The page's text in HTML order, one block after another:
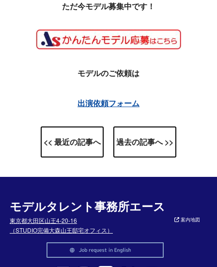
ただ今モデル募集中です！
モデルのご依頼は
出演依頼フォーム
<< 最近の記事へ 過去の記事へ >>
モデルタレント事務所エース
東京都大田区山王4-20-16
（STUDIO完備大森山王邸宅オフィス）
案内地図